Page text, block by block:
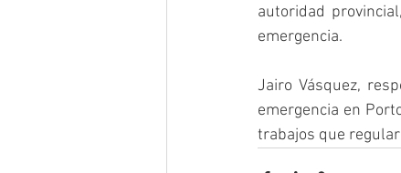
autoridad
emergencia.
Jairo Vásquez,
emergencia en
trabajos que